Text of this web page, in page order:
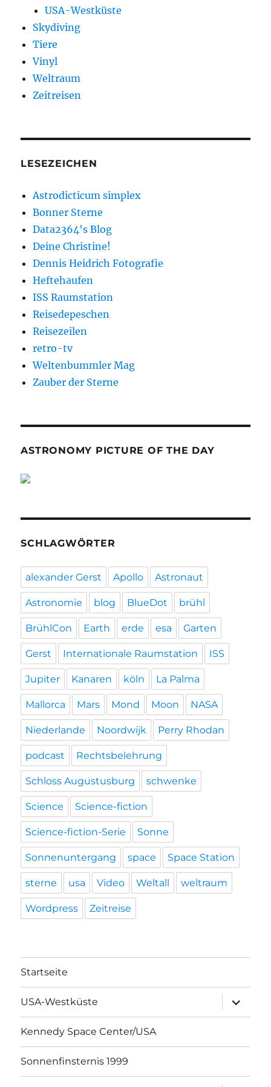
USA-Westküste
Skydiving
Tiere
Vinyl
Weltraum
Zeitreisen
LESEZEICHEN
Astrodicticum simplex
Bonner Sterne
Data2364's Blog
Deine Christine!
Dennis Heidrich Fotografie
Heftehaufen
ISS Raumstation
Reisedepeschen
Reisezeilen
retro-tv
Weltenbummler Mag
Zauber der Sterne
ASTRONOMY PICTURE OF THE DAY
SCHLAGWÖRTER
alexander Gerst Apollo Astronaut
Astronomie blog BlueDot brühl
BrühlCon Earth erde esa Garten
Gerst Internationale Raumstation ISS
Jupiter Kanaren köln La Palma
Mallorca Mars Mond Moon NASA
Niederlande Noordwijk Perry Rhodan
podcast Rechtsbelehrung
Schloss Augustusburg schwenke
Science Science-fiction
Science-fiction-Serie Sonne
Sonnenuntergang space Space Station
sterne usa Video Weltall weltraum
Wordpress Zeitreise
Startseite
USA-Westküste
öffnen
Kennedy Space Center/USA
Sonnenfinsternis 1999